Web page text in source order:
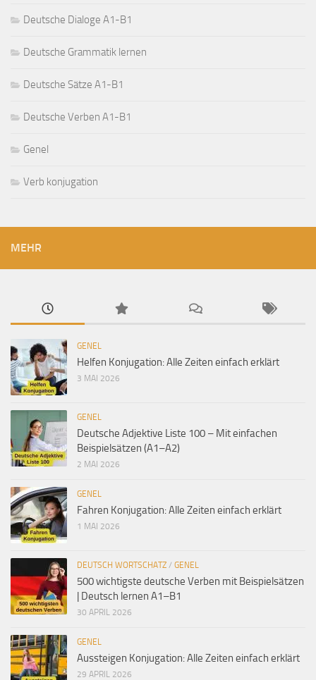
Deutsche Dialoge A1-B1
Deutsche Grammatik lernen
Deutsche Sätze A1-B1
Deutsche Verben A1-B1
Genel
Verb konjugation
MEHR
GENEL
Helfen Konjugation: Alle Zeiten einfach erklärt
3 MAI 2026
GENEL
Deutsche Adjektive Liste 100 – Mit einfachen
Beispielsätzen (A1–A2)
2 MAI 2026
GENEL
Fahren Konjugation: Alle Zeiten einfach erklärt
1 MAI 2026
DEUTSCH WORTSCHATZ / GENEL
500 wichtigste deutsche Verben mit Beispielsätzen
| Deutsch lernen A1–B1
30 APRIL 2026
GENEL
Aussteigen Konjugation: Alle Zeiten einfach erklärt
29 APRIL 2026